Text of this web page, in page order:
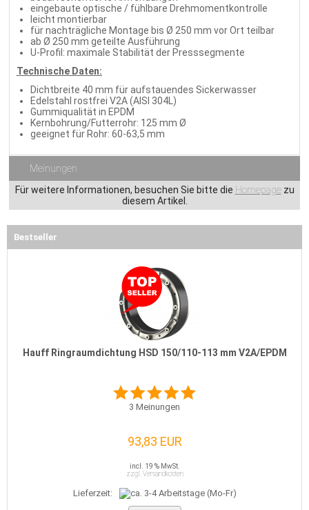
eingebaute optische / fühlbare Drehmomentkontrolle
leicht montierbar
für nachträgliche Montage bis Ø 250 mm vor Ort teilbar
ab Ø 250 mm geteilte Ausführung
U-Profil: maximale Stabilität der Presssegmente
Technische Daten:
Dichtbreite 40 mm für aufstauendes Sickerwasser
Edelstahl rostfrei V2A (AISI 304L)
Gummiqualität in EPDM
Kernbohrung/Futterrohr: 125 mm Ø
geeignet für Rohr: 60-63,5 mm
Meinungen
Für weitere Informationen, besuchen Sie bitte die Homepagezu
diesem Artikel.
Bestseller
Hauff Ringraumdichtung HSD 150/110-113 mm V2A/EPDM
3 Meinungen
93,83 EUR
incl. 19 % MwSt.
zzgl. Versandkosten
Lieferzeit: